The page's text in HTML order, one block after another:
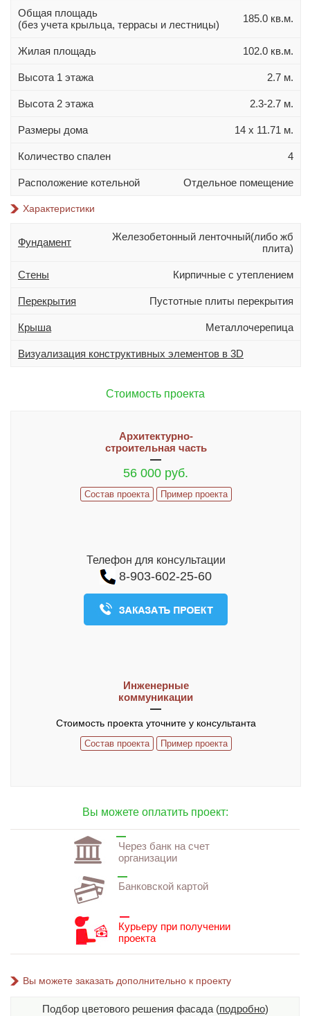
11х13
11х14
11х15
12х14
Материал стен
Газобетон
Кирпич
Керамзитобетонный блок
Дополнительно
Подвал
Терраса (веранда)
Эркер
Индивидуальное проектирование
Как заказать проект
ИЗМЕНЕНИЯ В ПРОЕКТ И ДОПЫ
Часто задаваемые вопросы
ЧАСТО ЗАДАВАЕМЫЕ ВОПРОСЫ
Общая площадь
(без учета крыльца, террасы и лестницы)
185.0 кв.м.
Жилая площадь 102.0 кв.м.
Высота 1 этажа 2.7 м.
Высота 2 этажа 2.3-2.7 м.
Размеры дома 14 х 11.71 м.
Количество спален 4
Расположение котельной Отдельное помещение
Характеристики
Фундамент
Железобетонный ленточный(либо жб
плита)
Стены Кирпичные с утеплением
Перекрытия Пустотные плиты перекрытия
Крыша Металлочерепица
Визуализация конструктивных элементов в 3D
Стоимость проекта
Архитектурно-
строительная часть
56 000 руб.
Состав проекта Пример проекта
Телефон для консультации
8-903-602-25-60
Инженерные
коммуникации
Стоимость проекта уточните у консультанта
Состав проекта Пример проекта
Вы можете оплатить проект:
Через банк на счет
организации
Банковской картой
Курьеру при получении
проекта
Вы можете заказать дополнительно к проекту
Подбор цветового решения фасада (подробно)